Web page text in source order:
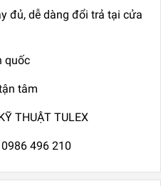
đủ, dễ dàng đổi trả tại cửa
quốc
tâm
THUẬT TULEX
496 210